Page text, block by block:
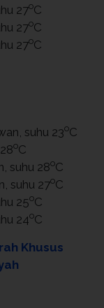
27oC
27oC
27oC
suhu 23oC
oC
suhu 28oC
suhu 27oC
25oC
24oC
Khusus